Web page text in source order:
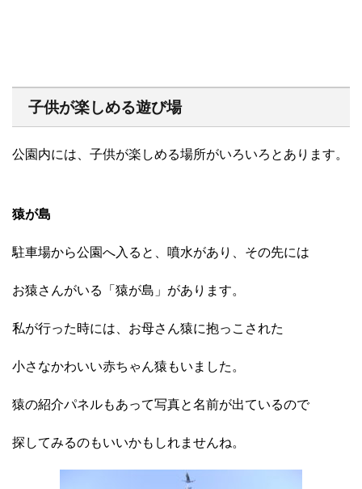
子供が楽しめる遊び場
公園内には、子供が楽しめる場所がいろいろとあります。
猿が島
駐車場から公園へ入ると、噴水があり、その先には
お猿さんがいる「猿が島」があります。
私が行った時には、お母さん猿に抱っこされた
小さなかわいい赤ちゃん猿もいました。
猿の紹介パネルもあって写真と名前が出ているので
探してみるのもいいかもしれませんね。